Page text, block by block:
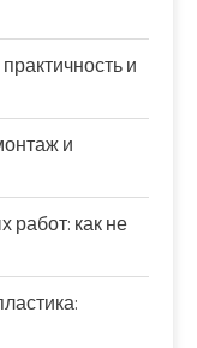
и
и
работ: как не